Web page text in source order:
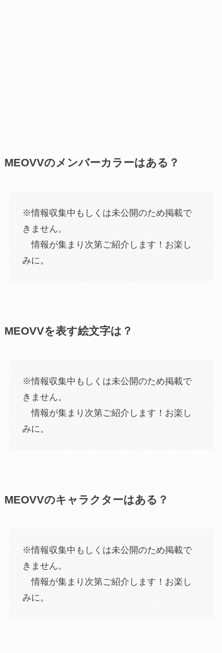
MEOVVのメンバーカラーはある？
※情報収集中もしくは未公開のため掲載で
きません。
情報が集まり次第ご紹介します！お楽し
みに。
MEOVVを表す絵文字は？
※情報収集中もしくは未公開のため掲載で
きません。
情報が集まり次第ご紹介します！お楽し
みに。
MEOVVのキャラクターはある？
※情報収集中もしくは未公開のため掲載で
きません。
情報が集まり次第ご紹介します！お楽し
みに。